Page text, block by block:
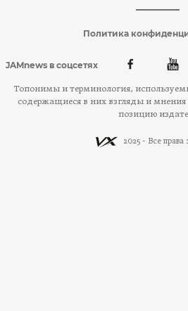
Политика
JAMnews в соцсетях
Топонимы и терминология,
содержащиеся в них взгляды и
позицию
2025 - Все